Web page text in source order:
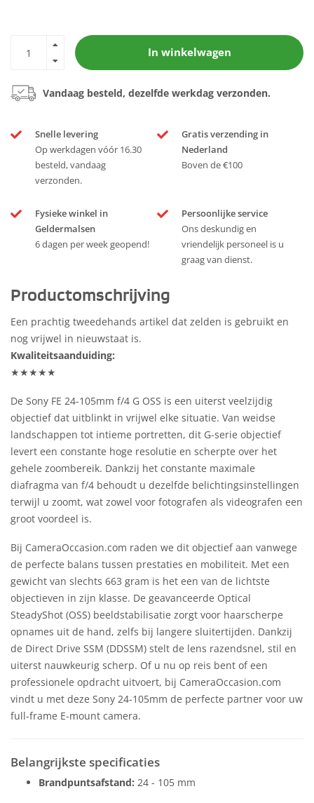
In winkelwagen
Vandaag besteld, dezelfde werkdag verzonden.
Snelle levering
Op werkdagen vóór 16.30
besteld, vandaag
verzonden.
Gratis verzending in
Nederland
Boven de €100
Fysieke winkel in
Geldermalsen
6 dagen per week geopend!
Persoonlijke service
Ons deskundig en
vriendelijk personeel is u
graag van dienst.
Productomschrijving
Een prachtig tweedehands artikel dat zelden is gebruikt en
nog vrijwel in nieuwstaat is.
Kwaliteitsaanduiding:
★★★★★
De Sony FE 24-105mm f/4 G OSS is een uiterst veelzijdig
objectief dat uitblinkt in vrijwel elke situatie. Van weidse
landschappen tot intieme portretten, dit G-serie objectief
levert een constante hoge resolutie en scherpte over het
gehele zoombereik. Dankzij het constante maximale
diafragma van f/4 behoudt u dezelfde belichtingsinstellingen
terwijl u zoomt, wat zowel voor fotografen als videografen een
groot voordeel is.
Bij CameraOccasion.com raden we dit objectief aan vanwege
de perfecte balans tussen prestaties en mobiliteit. Met een
gewicht van slechts 663 gram is het een van de lichtste
objectieven in zijn klasse. De geavanceerde Optical
SteadyShot (OSS) beeldstabilisatie zorgt voor haarscherpe
opnames uit de hand, zelfs bij langere sluitertijden. Dankzij
de Direct Drive SSM (DDSSM) stelt de lens razendsnel, stil en
uiterst nauwkeurig scherp. Of u nu op reis bent of een
professionele opdracht uitvoert, bij CameraOccasion.com
vindt u met deze Sony 24-105mm de perfecte partner voor uw
full-frame E-mount camera.
Belangrijkste specificaties
Brandpuntsafstand: 24 - 105 mm